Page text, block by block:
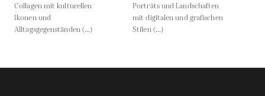
Collagen mit kulturellen
Ikonen und
Alltagsgegenständen (...)
Porträts und Landschaften
mit digitalen und grafischen
Stilen (...)